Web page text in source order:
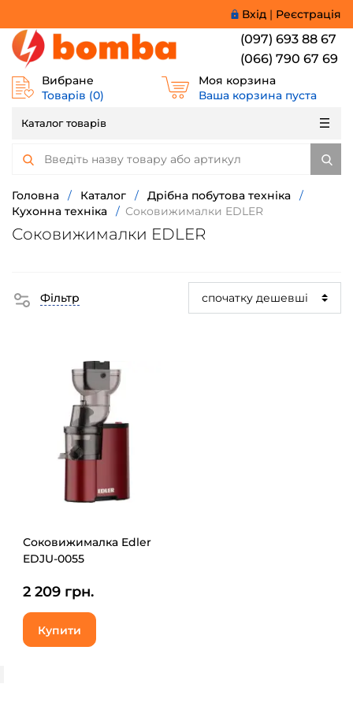
Вхід | Реєстрація
(097) 693 88 67
(066) 790 67 69
Вибране
Товарів (0)
Моя корзина
Ваша корзина пуста
Каталог товарів
Головна / Каталог / Дрібна побутова техніка
/
Кухонна техніка
/ Соковижималки EDLER
Соковижималки EDLER
Фільтр
Соковижималка Edler
EDJU-0055
2 209 грн.
Купити